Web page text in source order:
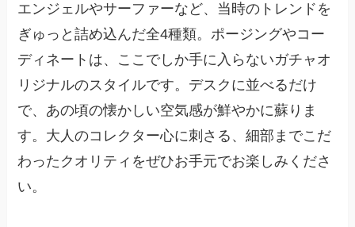
エンジェルやサーファーなど、当時のトレンドを
ぎゅっと詰め込んだ全4種類。ポージングやコー
ディネートは、ここでしか手に入らないガチャオ
リジナルのスタイルです。デスクに並べるだけ
で、あの頃の懐かしい空気感が鮮やかに蘇りま
す。大人のコレクター心に刺さる、細部までこだ
わったクオリティをぜひお手元でお楽しみくださ
い。